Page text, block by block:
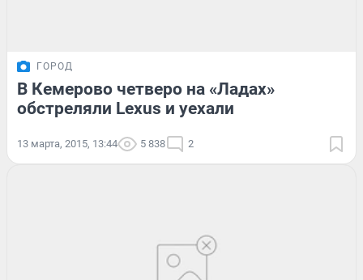
ГОРОД
В Кемерово четверо на «Ладах»
обстреляли Lexus и уехали
13 марта, 2015, 13:44 5 838 2